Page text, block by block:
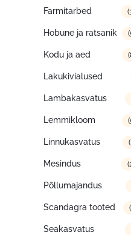
Farmitarbed
Hobune ja ratsanik
Kodu ja aed
Lakukivialused
Lambakasvatus
Lemmikloom
Linnukasvatus
Mesindus
Põllumajandus
Scandagra tooted
Seakasvatus